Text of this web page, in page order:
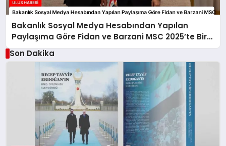
Bakanlık Sosyal Medya Hesabından Yapılan
Paylaşıma Göre Fidan ve Barzani MSC 2025’te Bir
Araya Geldi
Son Dakika